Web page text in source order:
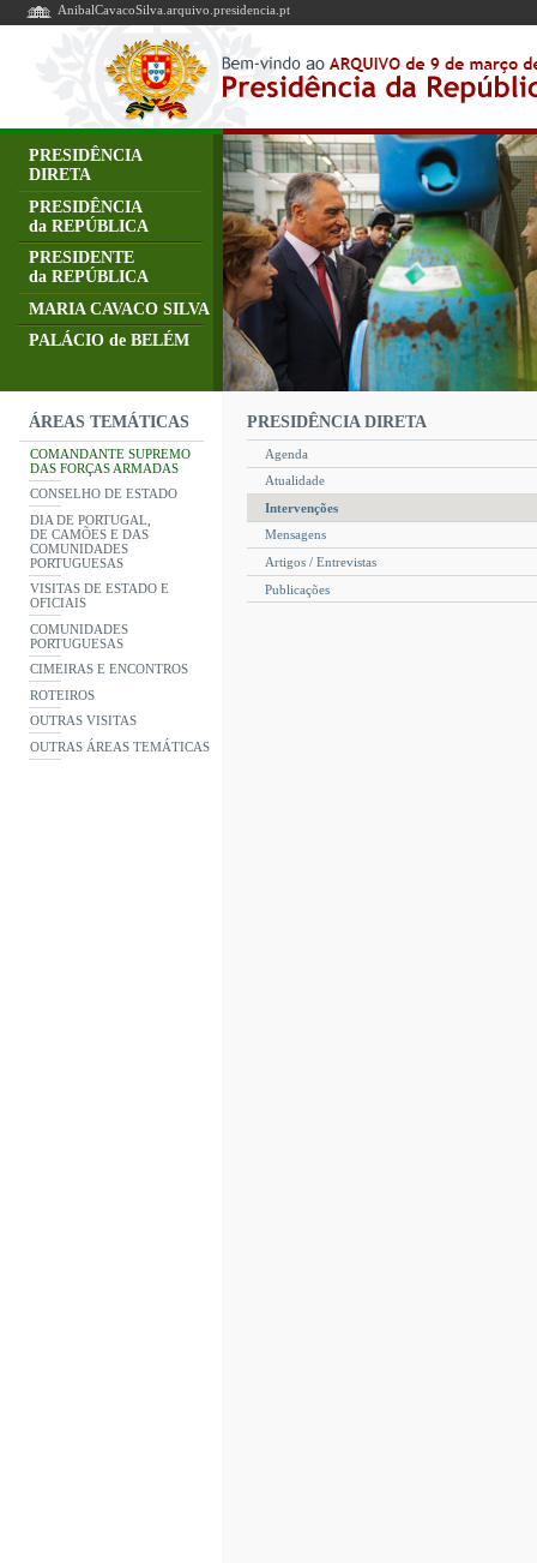
AnibalCavacoSilva.arquivo.presidencia.pt
PRESIDÊNCIA
DIRETA
PRESIDÊNCIA
da REPÚBLICA
PRESIDENTE
da REPÚBLICA
MARIA CAVACO SILVA
PALÁCIO de BELÉM
ÁREAS TEMÁTICAS
COMANDANTE SUPREMO
DAS FORÇAS ARMADAS
CONSELHO DE ESTADO
DIA DE PORTUGAL,
DE CAMÕES E DAS
COMUNIDADES
PORTUGUESAS
VISITAS DE ESTADO E
OFICIAIS
COMUNIDADES
PORTUGUESAS
CIMEIRAS E ENCONTROS
ROTEIROS
OUTRAS VISITAS
OUTRAS ÁREAS TEMÁTICAS
PRESIDÊNCIA DIRETA
Agenda
Atualidade
Intervenções
Mensagens
Artigos / Entrevistas
Publicações